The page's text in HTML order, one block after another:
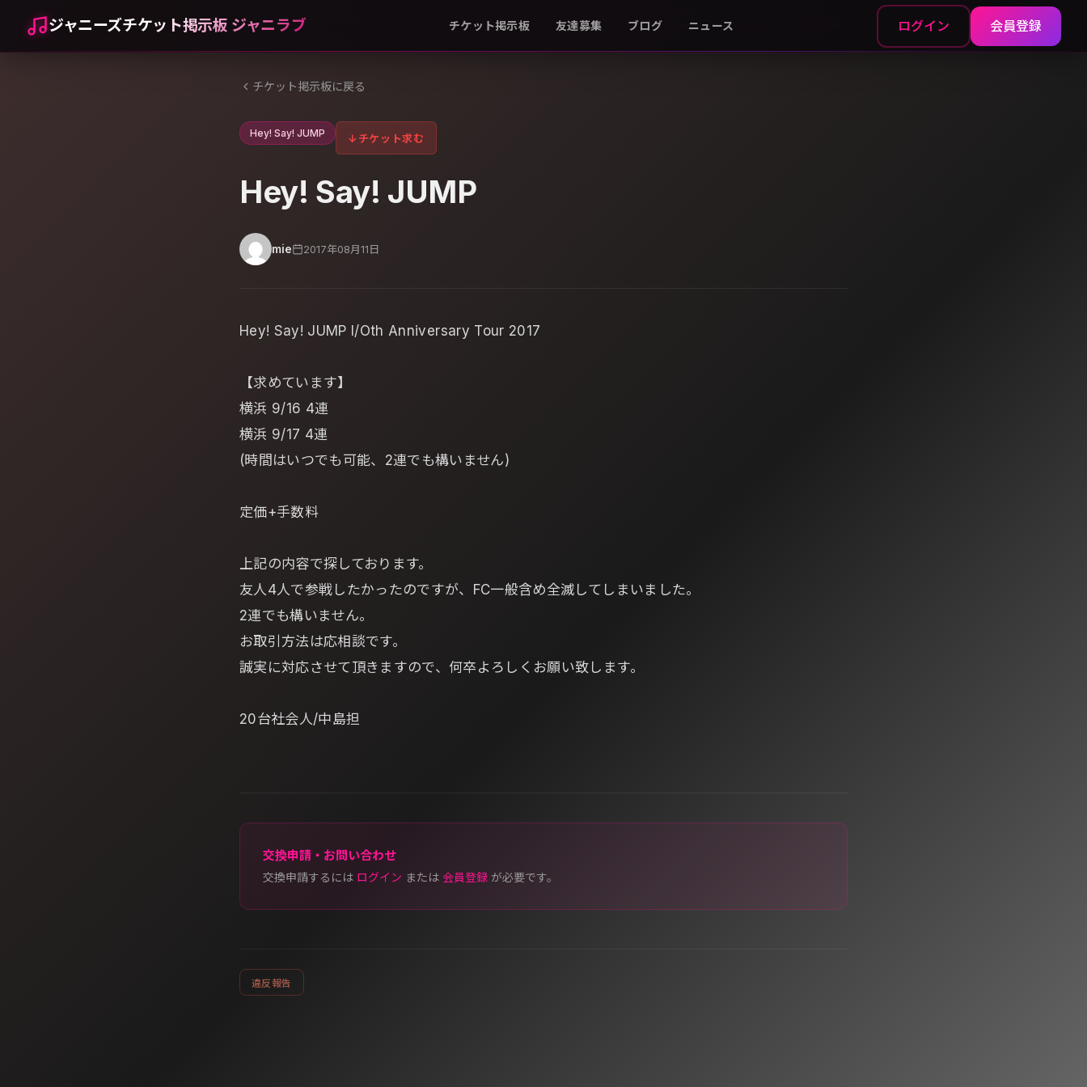
ジャニーズチケット掲示板 ジャニラブ チケット掲示板 友達募集 ブログ ニュース ログイン 会員登録
チケット掲示板に戻る
Hey! Say! JUMP ↓ チケット求む
Hey! Say! JUMP
mie 2017年08月11日
Hey! Say! JUMP I/Oth Anniversary Tour 2017
【求めています】
横浜 9/16 4連
横浜 9/17 4連
(時間はいつでも可能、2連でも構いません)
定価+手数料
上記の内容で探しております。
友人4人で参戦したかったのですが、FC一般含め全滅してしまいました。
2連でも構いません。
お取引方法は応相談です。
誠実に対応させて頂きますので、何卒よろしくお願い致します。
20台社会人/中島担
交換申請・お問い合わせ
交換申請するには ログイン または 会員登録 が必要です。
違反報告